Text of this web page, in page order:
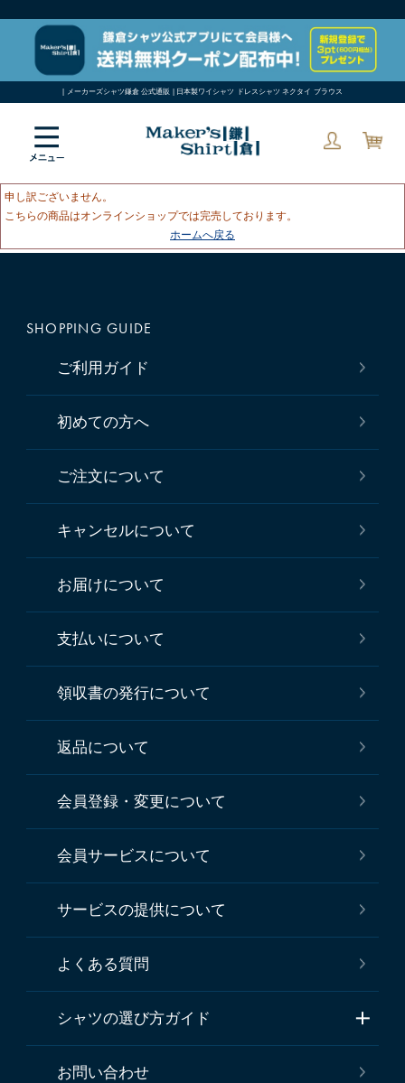
| メーカーズシャツ鎌倉 公式通販 | 日本製ワイシャツ ドレスシャツ ネクタイ ブラウス
申し訳ございません。
こちらの商品はオンラインショップでは完売しております。
ホームへ戻る
SHOPPING GUIDE
ご利用ガイド
初めての方へ
ご注文について
キャンセルについて
お届けについて
支払いについて
領収書の発行について
返品について
会員登録・変更について
会員サービスについて
サービスの提供について
よくある質問
シャツの選び方ガイド
お問い合わせ